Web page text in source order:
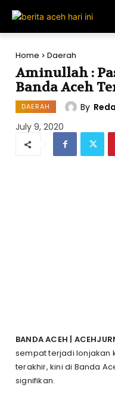
Home Daerah
Aminullah :
Banda Aceh
DAERAH By
July 9, 2020
BANDA ACEH |
sempat terjadi lonjakan
terakhir, kini di Banda
signifikan.